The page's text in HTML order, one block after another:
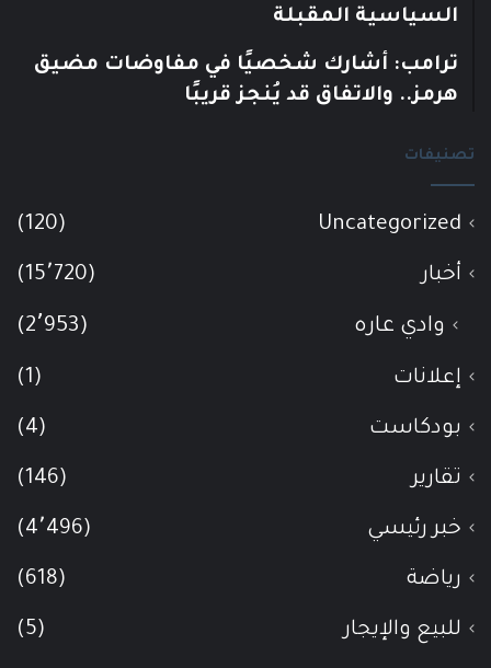
السياسية المقبلة
ترامب: أشارك شخصيًا في مفاوضات مضيق
هرمز.. والاتفاق قد يُنجز قريبًا
تصنيفات
Uncategorized
(120)
أخبار (15٬720)
وادي عاره (2٬953)
إعلانات (1)
بودكاست (4)
تقارير (146)
خبر رئيسي (4٬496)
رياضة (618)
للبيع والإيجار (5)